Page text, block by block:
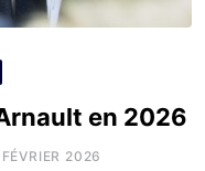
en 2026
2026